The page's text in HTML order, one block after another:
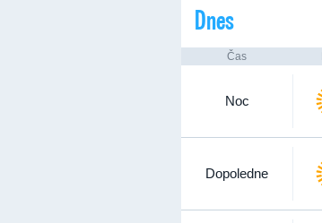
Dnes
Čas
Noc
Dopoledne